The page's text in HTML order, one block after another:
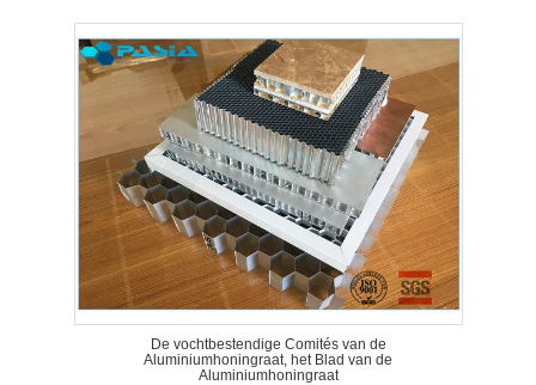
De vochtbestendige Comités van de
Aluminiumhoningraat, het Blad van de
Aluminiumhoningraat